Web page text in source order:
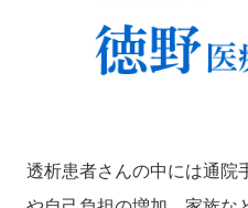
透析患者さんの中には通院